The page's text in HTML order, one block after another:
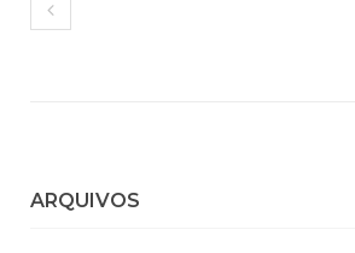
ARQUIVOS